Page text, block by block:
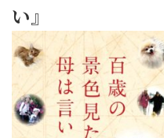
い』